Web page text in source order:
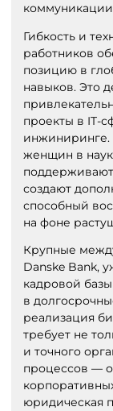
Гибкость и
работников
позицию в
навыков. Это
проекты в IT-
инжиниринге.
женщин в
создают
способный
на фоне
Крупные
Danske Bank,
кадровой
в
реализация
требует не
и точного
процессов —
юридическая